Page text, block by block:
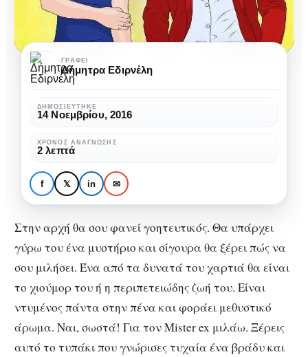
ΑΨΥΧΟΛΌΓΗΤΑ
O Mister ex
Mister
ΓΡΆΦΕΙ
Δήμητρα Εδιρνέλη
ΔΗΜΟΣΙΕΎΤΗΚΕ
14 Νοεμβρίου, 2016
ΧΡΌΝΟΣ ΑΝΆΓΝΩΣΗΣ
2 λεπτά
f 𝕏 in ✉
Στην αρχή θα σου φανεί γοητευτικός. Θα υπάρχει
γύρω του ένα μυστήριο και σίγουρα θα ξέρει πώς να
σου μιλήσει. Ένα από τα δυνατά του χαρτιά θα είναι
το χιούμορ του ή η περιπετειώδης ζωή του. Είναι
ντυμένος πάντα στην πένα και φοράει μεθυστικό
άρωμα. Ναι, σωστά! Για τον Mister ex μιλάω. Ξέρεις
αυτό το τυπάκι που γνώρισες τυχαία ένα βράδυ και